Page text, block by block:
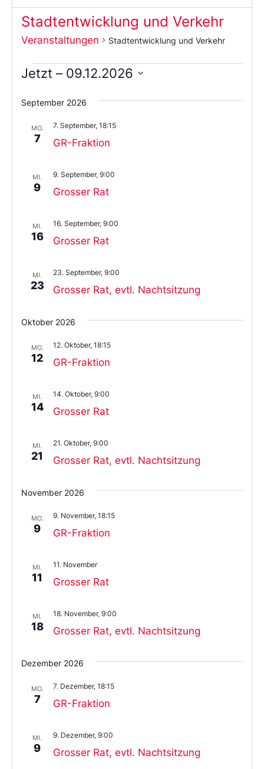
Stadtentwicklung und Verkehr
Veranstaltungen Stadtentwicklung und Verkehr
Jetzt – 09.12.2026
Sie
das
aus.
September 2026
MO.
7 GR-Fraktion
7. September, 18:15
MI.
9 Grosser Rat
9. September, 9:00
MI.
16 Grosser Rat
16. September, 9:00
MI.
23 Grosser Rat, evtl. Nachtsitzung
23. September, 9:00
Oktober 2026
MO.
12 GR-Fraktion
12. Oktober, 18:15
MI.
14 Grosser Rat
14. Oktober, 9:00
MI.
21 Grosser Rat, evtl. Nachtsitzung
21. Oktober, 9:00
November 2026
MO.
9 GR-Fraktion
9. November, 18:15
MI.
11 Grosser Rat
11. November
MI.
18 Grosser Rat, evtl. Nachtsitzung
18. November, 9:00
Dezember 2026
MO.
7 GR-Fraktion
7. Dezember, 18:15
MI.
9 Grosser Rat, evtl. Nachtsitzung
9. Dezember, 9:00